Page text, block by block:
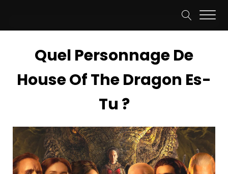
Quel Personnage De
House Of The Dragon Es-
Tu ?